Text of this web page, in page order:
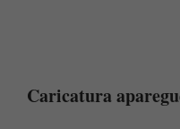
Caricatura